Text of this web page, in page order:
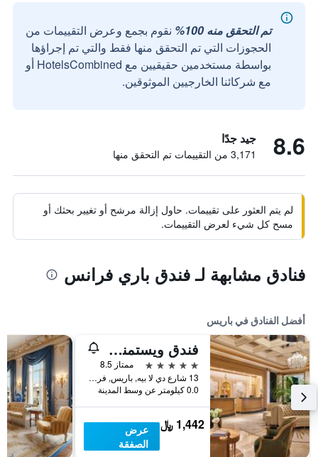
تم التحقق منه 100%
نقوم بجمع وعرض التقييمات من
الحجوزات التي تم التحقق منها فقط والتي تم إجراؤها
بواسطة مستخدمين حقيقيين مع HotelsCombined أو
مع شركائنا الخارجيين الموثوقين.
8.6 جيد جدًا
3,171 من التقييمات تم التحقق منها
لم يتم العثور على تقييمات. حاول إزالة مرشح أو تغيير بحثك أو
مسح كل شيء لعرض التقييمات.
فنادق مشابهة لـ فندق باري فرانس
أفضل الفنادق في باريس
فندق ويستمنستر
5 نجوم
ممتاز 8.5
13 شارع دي لا بيه, باريس, فرنسا
0.0 كيلومتر عن وسط المدينة
1,442 ﷼
عرض
الصفقة